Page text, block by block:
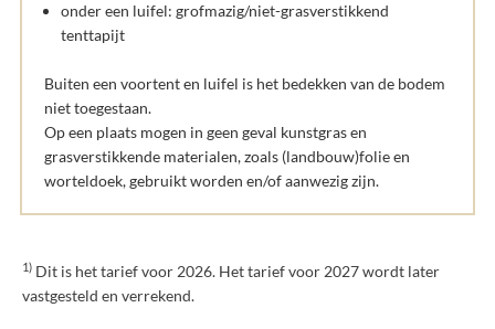
onder een luifel: grofmazig/niet-grasverstikkend
tenttapijt
Buiten een voortent en luifel is het bedekken van de bodem
niet toegestaan.
Op een plaats mogen in geen geval kunstgras en
grasverstikkende materialen, zoals (landbouw)folie en
worteldoek, gebruikt worden en/of aanwezig zijn.
1) Dit is het tarief voor 2026. Het tarief voor 2027 wordt later
vastgesteld en verrekend.